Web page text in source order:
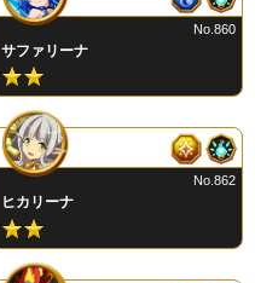
サファリーナ
No.860
ヒカリーナ
No.862